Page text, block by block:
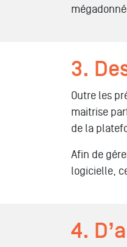
3.
Outre les
maitrise
de la
Afin de
logicielle,
4.